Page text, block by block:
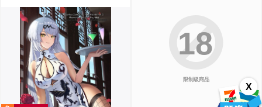
X
限制級商品
18